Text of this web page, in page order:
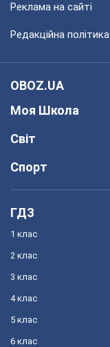
Реклама на сайті
Редакційна політика
OBOZ.UA
Моя Школа
Світ
Спорт
ГДЗ
1 клас
2 клас
3 клас
4 клас
5 клас
6 клас